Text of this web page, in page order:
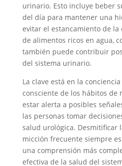
urinario. Esto incluye beber
del día para mantener una
evitar el estancamiento de
de alimentos ricos en agua,
también puede contribuir
del sistema urinario.
La clave está en la
consciente de los hábitos de
estar alerta a posibles
las personas tomar
salud urológica. Desmitificar
micción frecuente siempre
una comprensión más
efectiva de la salud del